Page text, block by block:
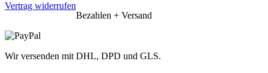
Vertrag widerrufen
Bezahlen + Versand
Wir versenden mit DHL, DPD und GLS.